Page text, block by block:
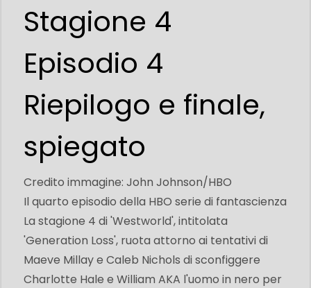
Stagione 4
Episodio 4
Riepilogo e finale,
spiegato
Credito immagine: John Johnson/HBO
Il quarto episodio della HBO serie di fantascienza
La stagione 4 di 'Westworld', intitolata
'Generation Loss', ruota attorno ai tentativi di
Maeve Millay e Caleb Nichols di sconfiggere
Charlotte Hale e William AKA l'uomo in nero per